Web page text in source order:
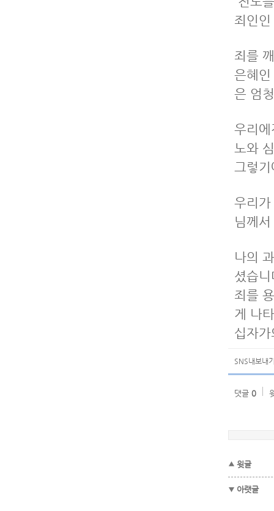
죄인
죄를
은혜
은 엄
우리
노와
그렇
우리
님께
나의
셨습
죄를
게 나
십자
SNS내보내
댓글 0
윗글
아랫글